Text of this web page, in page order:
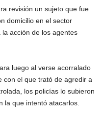
revisión un sujeto que fue
domicilio en el sector
acción de los agentes
luego al verse acorralado
con el que trató de agredir a
los policías lo subieron
la que intentó atacarlos.